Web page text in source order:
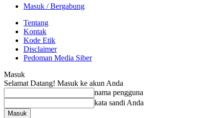
Masuk / Bergabung
Tentang
Kontak
Kode Etik
Disclaimer
Pedoman Media Siber
Masuk
Selamat Datang! Masuk ke akun Anda
nama pengguna
kata sandi Anda